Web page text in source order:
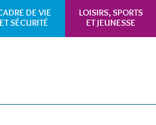
DE VIE
ET SÉCURITÉ
LOISIRS, SPORTS
ET JEUNESSE